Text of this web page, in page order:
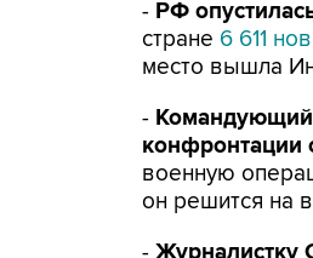
- РФ
стране 6 611
место вышла
- Командующий
конфронтации
военную
он решится на